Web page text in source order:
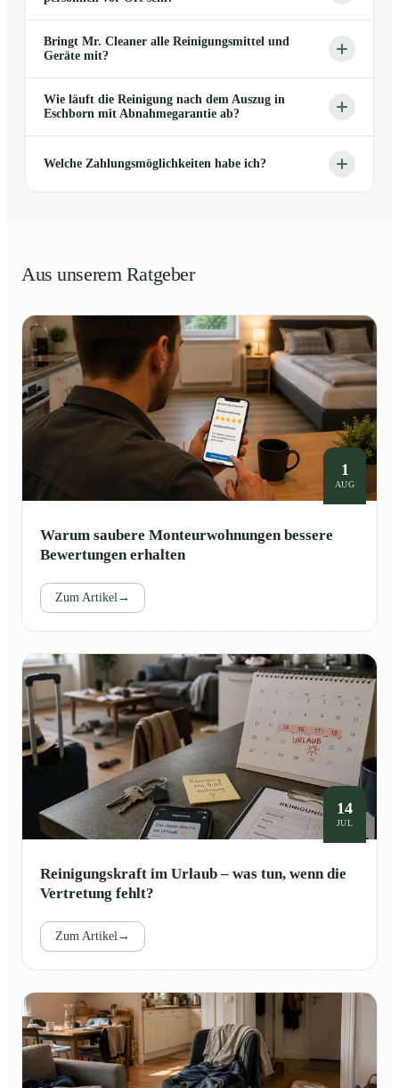
Bringt Mr. Cleaner alle Reinigungsmittel und
Geräte mit?
Wie läuft die Reinigung nach dem Auszug in
Eschborn mit Abnahmegarantie ab?
Welche Zahlungsmöglichkeiten habe ich?
Aus unserem Ratgeber
1
AUG
Warum saubere Monteurwohnungen bessere
Bewertungen erhalten
Zum Artikel →
14
JUL
Reinigungskraft im Urlaub – was tun, wenn die
Vertretung fehlt?
Zum Artikel →